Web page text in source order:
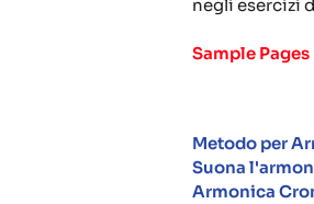
negli esercizi
Sample Pages
Metodo per
Suona
Armonica